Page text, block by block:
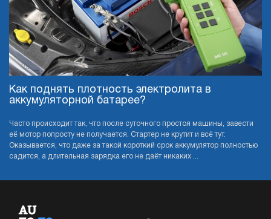
Как поднять плотность электролита в
аккумуляторной батарее?
Часто происходит так, что после суточного простоя машины, завести
её мотор попросту не получается. Стартер не крутит и всё тут.
Оказывается, что даже за такой короткий срок аккумулятор полностью
садится, а длительная зарядка его не даёт никаких ...